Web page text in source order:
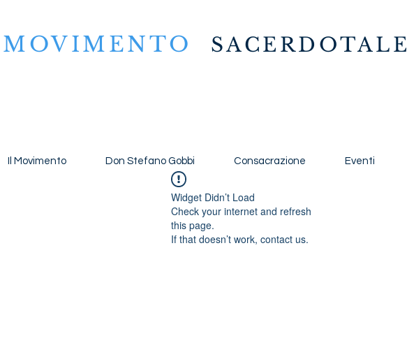
MOVIMENTO SACERDOTALE
Il Movimento Don Stefano Gobbi Consacrazione Eventi
Widget Didn’t Load
Check your internet and refresh
this page.
If that doesn’t work, contact us.